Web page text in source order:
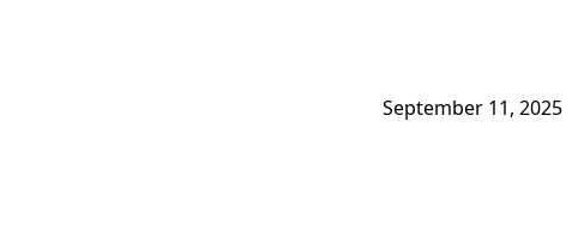
September 11, 2025